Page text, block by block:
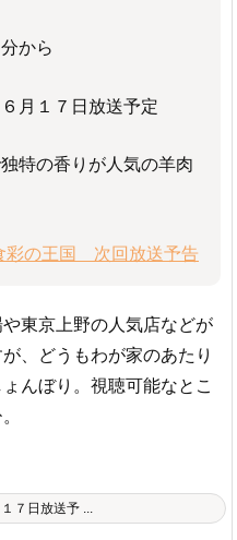
から
１７日放送予定
特の香りが人気の羊肉
の王国 次回放送予告
東京上野の人気店などが
、どうもわが家のあたり
んぼり。視聴可能なとこ
７日放送予 ...